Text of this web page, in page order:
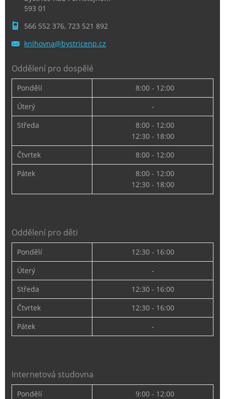
593 01
566 552 376, 723 521 892
knihovna@bystricenp.cz
Oddělení pro dospělé
Pondělí
8:00 - 12:00
Úterý
-
Středa
8:00 - 12:00
12:30 - 18:00
Čtvrtek
8:00 - 12:00
Pátek
8:00 - 12:00
12:30 - 18:00
Oddělení pro děti
Pondělí
12:30 - 16:00
Úterý
-
Středa
12:30 - 16:00
Čtvrtek
12:30 - 16:00
Pátek
-
Internetová studovna
Pondělí 9:00 - 12:00